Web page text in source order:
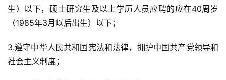
生）以下，硕士研究生及以上学历人员应聘的应在40周岁
（1985年3月以后出生）以下；
3.遵守中华人民共和国宪法和法律，拥护中国共产党领导和
社会主义制度；